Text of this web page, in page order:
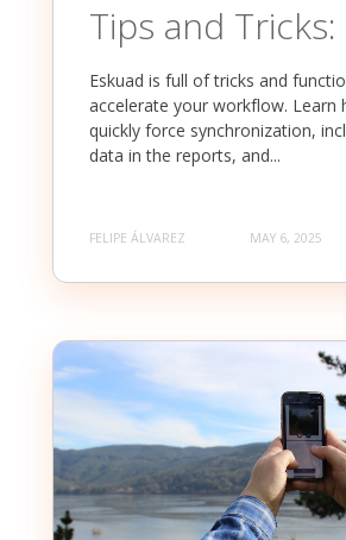
Tips and
Eskuad is full of tricks and
accelerate your workflow. Learn
quickly force synchronization,
data in the reports, and...
FELIPE ÁLVAREZ MAY 6, 2025